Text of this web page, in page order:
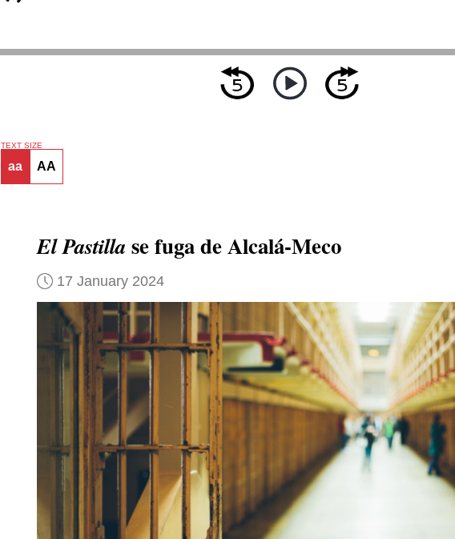
TEXT SIZE
aa AA
El Pastilla se fuga de Alcalá-Meco
17 January 2024